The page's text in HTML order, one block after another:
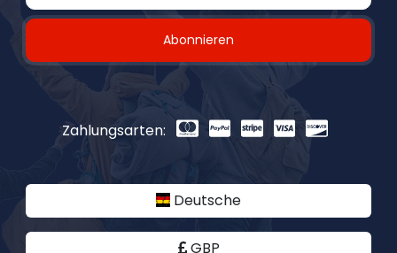
Abonnieren
Zahlungsarten:
Deutsche
GBP